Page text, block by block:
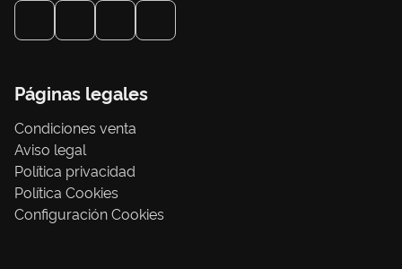
Páginas legales
Condiciones venta
Aviso legal
Política privacidad
Política Cookies
Configuración Cookies